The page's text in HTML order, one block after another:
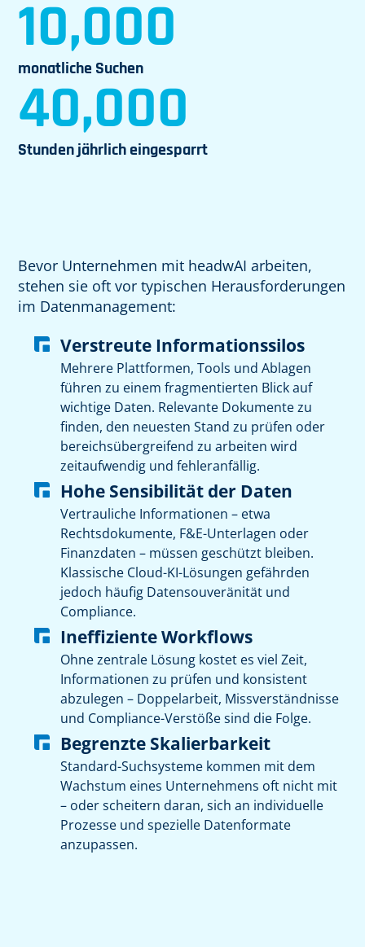
10,000
monatliche Suchen
40,000
Stunden jährlich eingesparrt
Bevor Unternehmen mit headwAI arbeiten,
stehen sie oft vor typischen Herausforderungen
im Datenmanagement:
Verstreute Informationssilos
Mehrere Plattformen, Tools und Ablagen
führen zu einem fragmentierten Blick auf
wichtige Daten. Relevante Dokumente zu
finden, den neuesten Stand zu prüfen oder
bereichsübergreifend zu arbeiten wird
zeitaufwendig und fehleranfällig.
Hohe Sensibilität der Daten
Vertrauliche Informationen – etwa
Rechtsdokumente, F&E-Unterlagen oder
Finanzdaten – müssen geschützt bleiben.
Klassische Cloud-KI-Lösungen gefährden
jedoch häufig Datensouveränität und
Compliance.
Ineffiziente Workflows
Ohne zentrale Lösung kostet es viel Zeit,
Informationen zu prüfen und konsistent
abzulegen – Doppelarbeit, Missverständnisse
und Compliance-Verstöße sind die Folge.
Begrenzte Skalierbarkeit
Standard-Suchsysteme kommen mit dem
Wachstum eines Unternehmens oft nicht mit
– oder scheitern daran, sich an individuelle
Prozesse und spezielle Datenformate
anzupassen.